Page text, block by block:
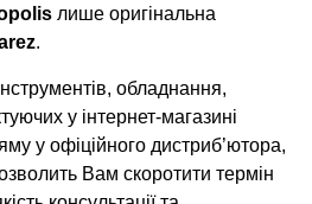
лише оригінальна
.
обладнання,
у інтернет-магазині
у офіційного дистриб’ютора,
Вам скоротити термін